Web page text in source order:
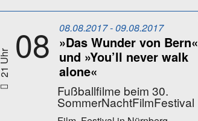
21 Uhr 08 08.08.2017 - 09.08.2017
»Das Wunder von Bern«
und »You’ll never walk
alone«
Fußballfilme beim 30.
SommerNachtFilmFestival